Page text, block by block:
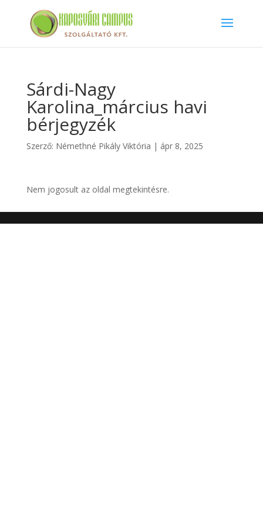
Sárdi-Nagy
Karolina_március havi
bérjegyzék
Szerző: Némethné Pikály Viktória | ápr 8, 2025
Nem jogosult az oldal megtekintésre.